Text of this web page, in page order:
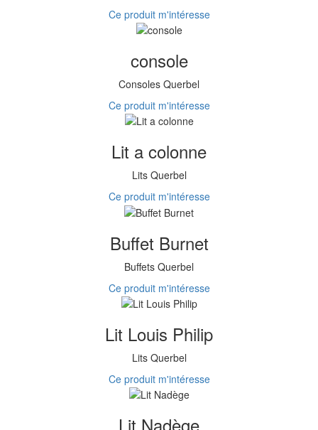
Ce produit m'intéresse
console
Consoles Querbel
Ce produit m'intéresse
Lit a colonne
Lits Querbel
Ce produit m'intéresse
Buffet Burnet
Buffets Querbel
Ce produit m'intéresse
Lit Louis Philip
Lits Querbel
Ce produit m'intéresse
Lit Nadège